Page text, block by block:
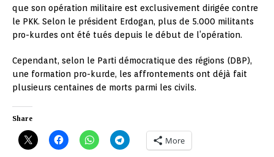
que son opération militaire est exclusivement dirigée contre
le PKK. Selon le président Erdogan, plus de 5.000 militants
pro-kurdes ont été tués depuis le début de l’opération.
Cependant, selon le Parti démocratique des régions (DBP),
une formation pro-kurde, les affrontements ont déjà fait
plusieurs centaines de morts parmi les civils.
Share
More